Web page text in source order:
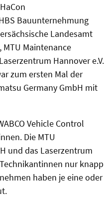
Bauunternehmung
Landesamt
Maintenance
Hannover e.V.
zum ersten Mal der
Germany GmbH mit
Vehicle Control
Die MTU
und das Laserzentrum
nur knapp
haben je eine oder